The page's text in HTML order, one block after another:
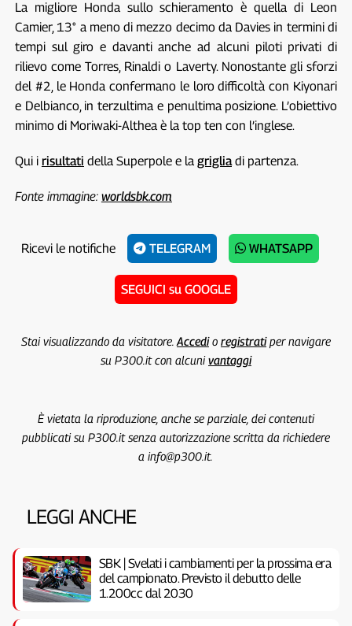
La migliore Honda sullo schieramento è quella di Leon
Camier, 13° a meno di mezzo decimo da Davies in termini di
tempi sul giro e davanti anche ad alcuni piloti privati di
rilievo come Torres, Rinaldi o Laverty. Nonostante gli sforzi
del #2, le Honda confermano le loro difficoltà con Kiyonari
e Delbianco, in terzultima e penultima posizione. L’obiettivo
minimo di Moriwaki-Althea è la top ten con l’inglese.
Qui i risultati della Superpole e la grigliadi partenza.
Fonte immagine: worldsbk.com
Ricevi le notifiche TELEGRAM WHATSAPP
SEGUICI su GOOGLE
Stai visualizzando da visitatore. Accedio registratiper navigare
su P300.it con alcunivantaggi
È vietata la riproduzione, anche se parziale, dei contenuti
pubblicati su P300.it senza autorizzazione scritta da richiedere
a info@p300.it.
LEGGI ANCHE
SBK | Svelati i cambiamenti per la prossima era
del campionato. Previsto il debutto delle
1.200cc dal 2030